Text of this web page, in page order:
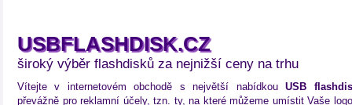
USBFLASHDISK.CZ
široký výběr flashdisků za nejnižší ceny na trhu
Vítejte v internetovém obchodě s největší nabídkouUSB
převážně pro reklamní účely, tzn. ty, na které můžeme umístit Vaše